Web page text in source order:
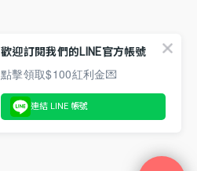
歡迎訂閱我們的LINE官方帳號
點擊領取$100紅利金💌
連結 LINE 帳號